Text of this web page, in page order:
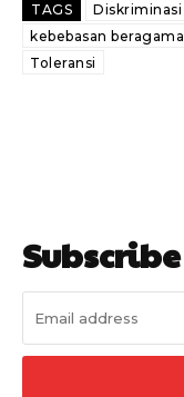
TAGS Diskriminasi
kebebasan beragama
Toleransi
Subscribe